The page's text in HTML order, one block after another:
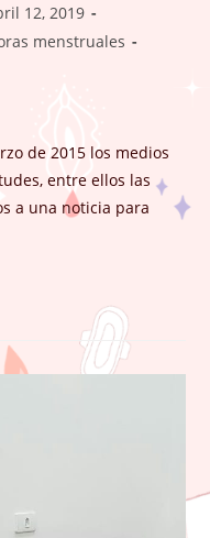
12, 2019
menstruales
de 2015 los medios
entre ellos las
a una noticia para